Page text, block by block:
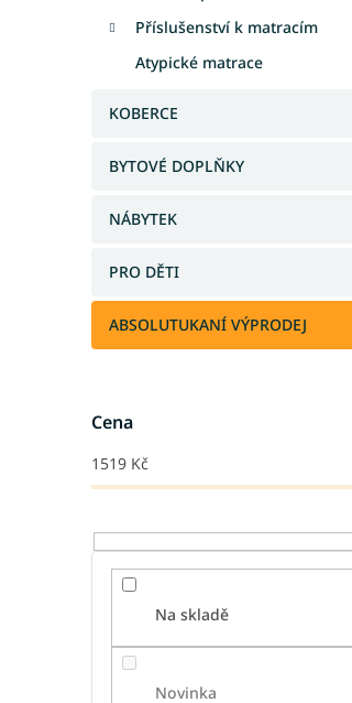
Příslušenství k matracím
Atypické matrace
KOBERCE
BYTOVÉ DOPLŇKY
NÁBYTEK
PRO DĚTI
ABSOLUTUKANÍ VÝPRODEJ
Cena
1519 Kč
Na skladě
Novinka